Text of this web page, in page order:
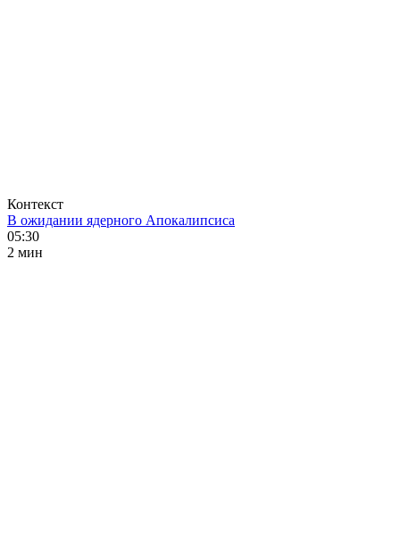
Контекст
В ожидании ядерного Апокалипсиса
05:30
2 мин